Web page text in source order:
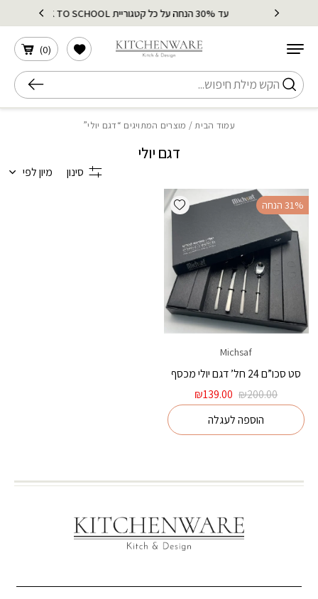
Skip to Content עד 30% הנחה על כל קטגוריית BACK TO SCHOOL
חיפוש
(
0
)
הרשימה שלי
עמוד הבית/ מוצרים המתויגים “דגם יולי”
דגם יולי
סינון מיון לפי
Add wishlist ‫31% הנחה
Michsaf
סט סכו”ם 24 חל’ דגם יולי מכסף
₪200.00
המחיר
המקורי
היה:
₪200.00.
₪139.00 המחיר
הנוכחי
₪139.00.
הוספה לעגלה
בחזרה למעלה